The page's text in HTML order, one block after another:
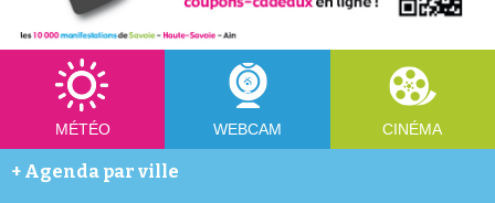
MÉTÉO WEBCAM CINÉMA
+ Agenda par ville